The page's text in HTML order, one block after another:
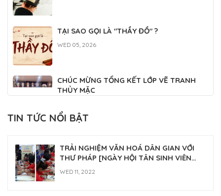
TẠI SAO GỌI LÀ "THẦY ĐỒ" ?
WED 05, 2026
CHÚC MỪNG TỔNG KẾT LỚP VẼ TRANH
THỦY MẶC
ĐẠO 2026
FRI 03, 2026
TIN TỨC NỔI BẬT
TRẢI NGHIỆM VĂN HOÁ DÂN GIAN VỚI
THƯ PHÁP [NGÀY HỘI TÂN SINH VIÊN
2022]
WED 11, 2022